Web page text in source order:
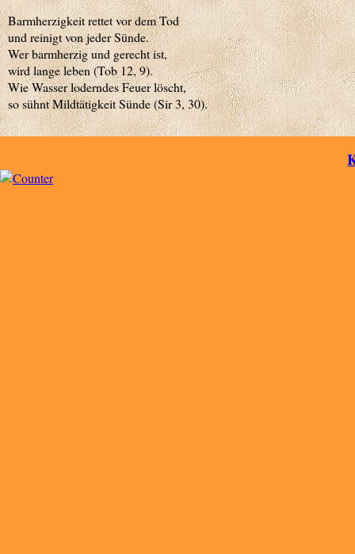
Barmherzigkeit rettet vor dem Tod
und reinigt von jeder Sünde.
Wer barmherzig und gerecht ist,
wird lange leben (Tob 12, 9).
Wie Wasser loderndes Feuer löscht,
so sühnt Mildtätigkeit Sünde (Sir 3, 30).